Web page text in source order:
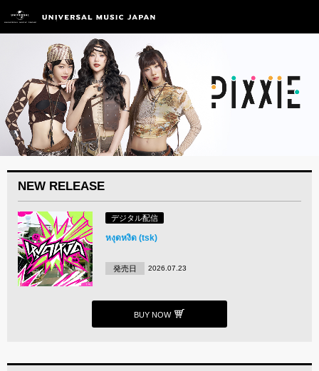
NEW RELEASE
デジタル配信
หงุดหงิด (tsk)
発売日 2026.07.23
BUY NOW